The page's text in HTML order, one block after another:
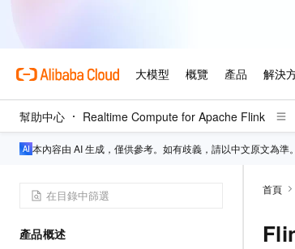
幫助中心 Realtime Compute for Apache Flink
本內容由 AI 生成，僅供參考。如有歧義，請以中文原文為準。
產品概述
首頁